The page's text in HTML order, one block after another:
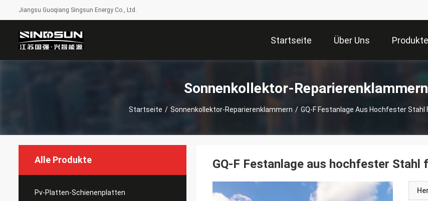
Jiangsu Guoqiang Singsun Energy Co., Ltd.
Startseite Über Uns Produkte
Sonnenkollektor-
Startseite / Sonnenkollektor-Reparierenklammern / GQ-F Festanlage Aus Hochfester
Alle Produkte
Pv-Platten-Schienenplatten
GQ-F Festanlage aus hochfester